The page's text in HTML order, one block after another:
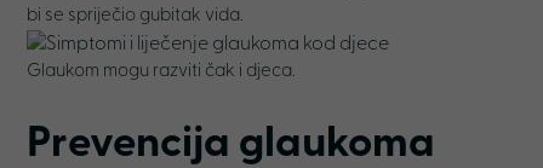
bi se spriječio gubitak vida.
Glaukom mogu razviti čak i djeca.
Prevencija glaukoma